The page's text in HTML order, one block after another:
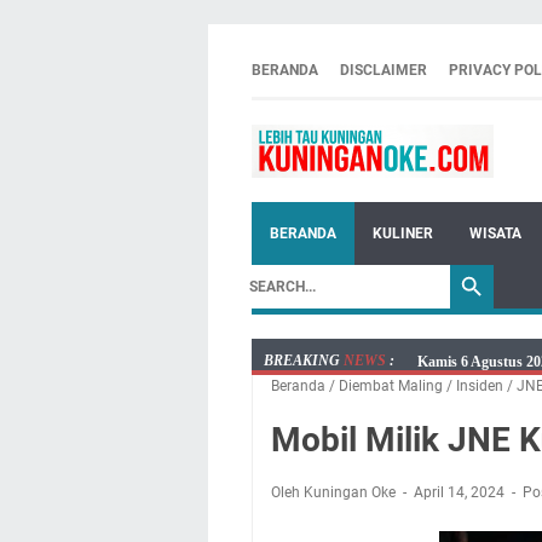
BERANDA DISCLAIMER PRIVACY
BERANDA KULINER WISATA
BREAKING NEWS :
Kamis 6 Agustus
Besaran Biayanya
Layanan Mobil
Embun Pagi Kamis
Setiap Noda Ada
Beranda / Diembat Maling / Insiden /
Mobil Milik JNE
Oleh Kuningan Oke April 14, 2024